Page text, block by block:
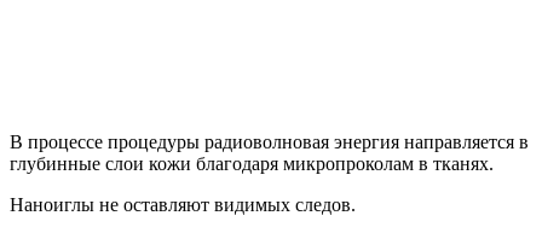
В процессе процедуры радиоволновая энергия направляется в
глубинные слои кожи благодаря микропроколам в тканях.
Наноиглы не оставляют видимых следов.